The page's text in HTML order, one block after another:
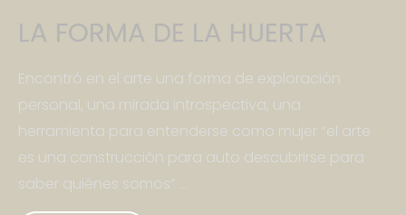
LA FORMA DE LA HUERTA
Encontró en el arte una forma de exploración
personal, una mirada introspectiva, una
herramienta para entenderse como mujer “el arte
es una construcción para auto descubrirse para
saber quiénes somos” …